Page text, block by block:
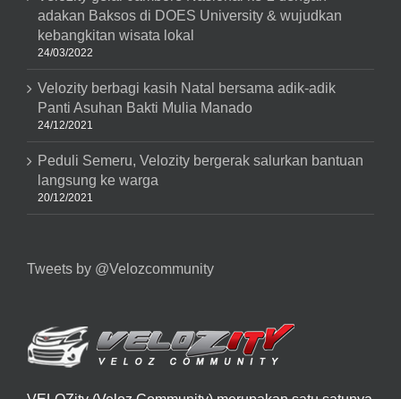
adakan Baksos di DOES University & wujudkan
kebangkitan wisata lokal
24/03/2022
Velozity berbagi kasih Natal bersama adik-adik
Panti Asuhan Bakti Mulia Manado
24/12/2021
Peduli Semeru, Velozity bergerak salurkan bantuan
langsung ke warga
20/12/2021
Tweets by @Velozcommunity